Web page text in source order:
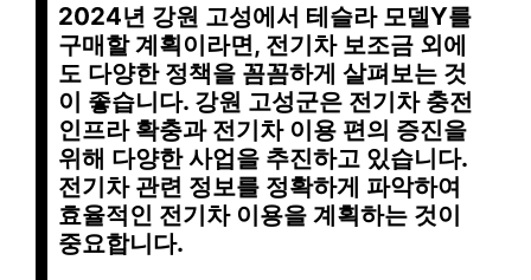
2024년 강원 고성에서 테슬라 모델Y를
구매할 계획이라면, 전기차 보조금 외에
도 다양한 정책을 꼼꼼하게 살펴보는 것
이 좋습니다. 강원 고성군은 전기차 충전
인프라 확충과 전기차 이용 편의 증진을
위해 다양한 사업을 추진하고 있습니다.
전기차 관련 정보를 정확하게 파악하여
효율적인 전기차 이용을 계획하는 것이
중요합니다.